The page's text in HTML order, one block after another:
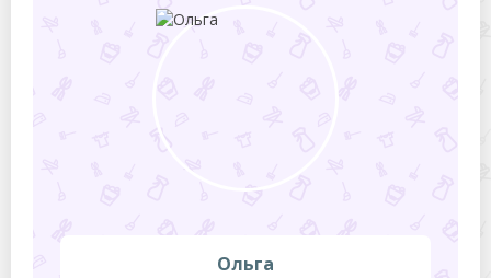
Ольга